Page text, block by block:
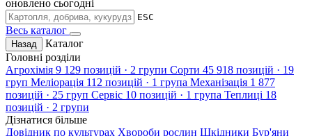
оновлено сьогодні
ESC
Весь каталог
Назад
Каталог
Головні розділи
Агрохімія 9 129 позицій · 2 групи Сорти 45 918 позицій · 19
груп Меліорація 112 позицій · 1 група Механізація 1 877
позицій · 25 груп Сервіс 10 позицій · 1 група Теплиці 18
позицій · 2 групи
Дізнатися більше
Довідник по культурах Хвороби рослин Шкідники Бур'яни